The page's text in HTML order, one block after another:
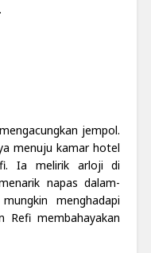
jempol.
menuju kamar hotel
Ia melirik arloji di
napas dalam-
menghadapi
Refi membahayakan